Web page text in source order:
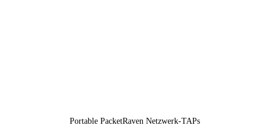
Portable PacketRaven Netzwerk-TAPs